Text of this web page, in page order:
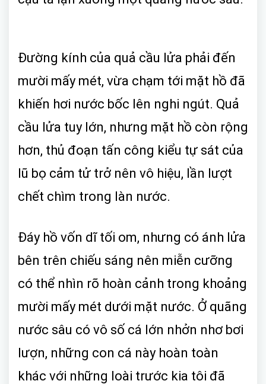
Đường kính của quả cầu lửa phải đến
mười mấy mét, vừa chạm tới mặt hồ đã
khiến hơi nước bốc lên nghi ngút. Quả
cầu lửa tuy lớn, nhưng mặt hồ còn rộng
hơn, thủ đoạn tấn công kiểu tự sát của
lũ bọ cảm tử trở nên vô hiệu, lần lượt
chết chìm trong làn nước.
Đáy hồ vốn dĩ tối om, nhưng có ánh lửa
bên trên chiếu sáng nên miễn cưỡng
có thể nhìn rõ hoàn cảnh trong khoảng
mười mấy mét dưới mặt nước. Ở quãng
nước sâu có vô số cá lớn nhởn nhơ bơi
lượn, những con cá này hoàn toàn
khác với những loài trước kia tôi đã